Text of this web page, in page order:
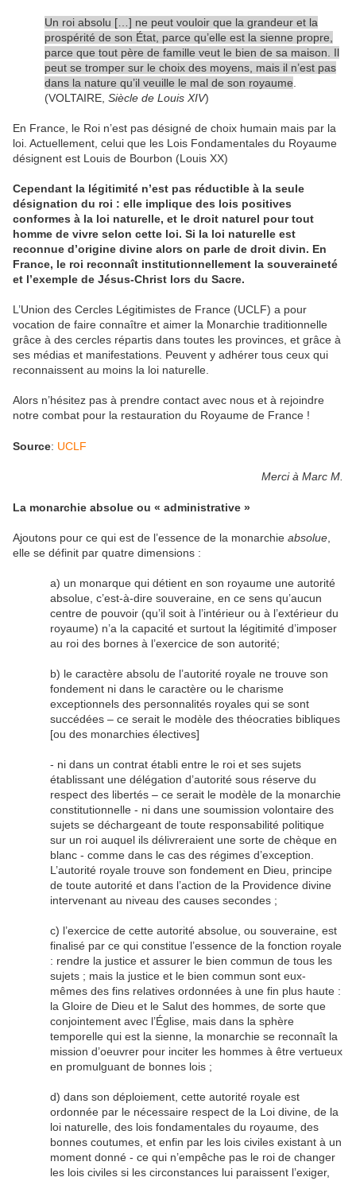
Un roi absolu […] ne peut vouloir que la grandeur et la
prospérité de son État, parce qu’elle est la sienne propre,
parce que tout père de famille veut le bien de sa maison. Il
peut se tromper sur le choix des moyens, mais il n’est pas
dans la nature qu’il veuille le mal de son royaume
(VOLTAIRE, Siècle de Louis XIV)
En France, le Roi n’est pas désigné de choix humain mais par la
loi. Actuellement, celui que les Lois Fondamentales du Royaume
désignent est Louis de Bourbon (Louis XX)
Cependant la légitimité n’est pas réductible à la seule
désignation du roi : elle implique des lois positives
conformes à la loi naturelle, et le droit naturel pour tout
homme de vivre selon cette loi. Si la loi naturelle est
reconnue d’origine divine alors on parle de droit divin. En
France, le roi reconnaît institutionnellement la souveraineté
et l’exemple de Jésus-Christ lors du Sacre.
L’Union des Cercles Légitimistes de France (UCLF) a pour
vocation de faire connaître et aimer la Monarchie traditionnelle
grâce à des cercles répartis dans toutes les provinces, et grâce à
ses médias et manifestations. Peuvent y adhérer tous ceux qui
reconnaissent au moins la loi naturelle.
Alors n’hésitez pas à prendre contact avec nous et à rejoindre
notre combat pour la restauration du Royaume de France !
Source: UCLF
Merci à Marc M.
La monarchie absolue ou « administrative »
Ajoutons pour ce qui est de l’essence de la monarchie absolue
elle se définit par quatre dimensions :
a) un monarque qui détient en son royaume une autorité
absolue, c’est-à-dire souveraine, en ce sens qu’aucun
centre de pouvoir (qu’il soit à l’intérieur ou à l’extérieur du
royaume) n’a la capacité et surtout la légitimité d’imposer
au roi des bornes à l’exercice de son autorité;
b) le caractère absolu de l’autorité royale ne trouve son
fondement ni dans le caractère ou le charisme
exceptionnels des personnalités royales qui se sont
succédées – ce serait le modèle des théocraties bibliques
[ou des monarchies électives]
- ni dans un contrat établi entre le roi et ses sujets
établissant une délégation d’autorité sous réserve du
respect des libertés – ce serait le modèle de la monarchie
constitutionnelle - ni dans une soumission volontaire des
sujets se déchargeant de toute responsabilité politique
sur un roi auquel ils délivreraient une sorte de chèque en
blanc - comme dans le cas des régimes d’exception.
L’autorité royale trouve son fondement en Dieu, principe
de toute autorité et dans l’action de la Providence divine
intervenant au niveau des causes secondes ;
c) l’exercice de cette autorité absolue, ou souveraine, est
finalisé par ce qui constitue l’essence de la fonction royale
: rendre la justice et assurer le bien commun de tous les
sujets ; mais la justice et le bien commun sont eux-
mêmes des fins relatives ordonnées à une fin plus haute :
la Gloire de Dieu et le Salut des hommes, de sorte que
conjointement avec l’Église, mais dans la sphère
temporelle qui est la sienne, la monarchie se reconnaît la
mission d’oeuvrer pour inciter les hommes à être vertueux
en promulguant de bonnes lois ;
d) dans son déploiement, cette autorité royale est
ordonnée par le nécessaire respect de la Loi divine, de la
loi naturelle, des lois fondamentales du royaume, des
bonnes coutumes, et enfin par les lois civiles existant à un
moment donné - ce qui n’empêche pas le roi de changer
les lois civiles si les circonstances lui paraissent l’exiger,